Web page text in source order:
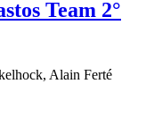
Team 2°
Alain Ferté